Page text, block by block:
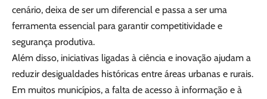
cenário, deixa de ser um diferencial e passa a ser uma
ferramenta essencial para garantir competitividade e
segurança produtiva.
Além disso, iniciativas ligadas à ciência e inovação ajudam a
reduzir desigualdades históricas entre áreas urbanas e rurais.
Em muitos municípios, a falta de acesso à informação e à